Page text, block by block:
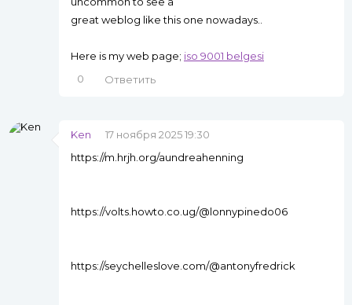
great weblog like this one nowadays..
Here is my web page; iso 9001 belgesi
0
Ответить
Ken
17 ноября 2025 19:30
https://m.hrjh.org/aundreahenning
https://volts.howto.co.ug/@lonnypinedo06
https://seychelleslove.com/@antonyfredrick